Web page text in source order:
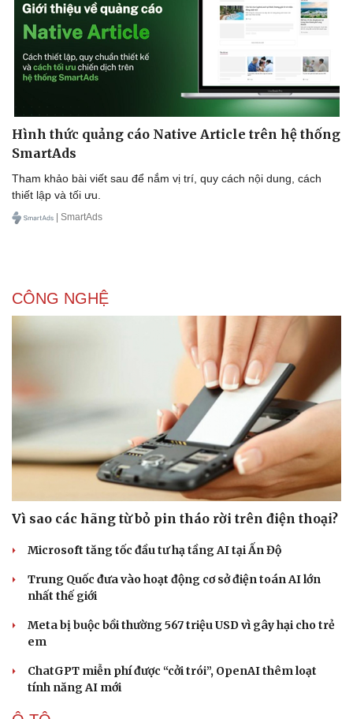
Doanh nghiệp
Hình thức quảng cáo Native Article trên hệ thống
SmartAds
Tham khảo bài viết sau để nắm vị trí, quy cách nội dung, cách
thiết lập và tối ưu.
| SmartAds
CÔNG NGHỆ
Vì sao các hãng từ bỏ pin tháo rời trên điện thoại?
Microsoft tăng tốc đầu tư hạ tầng AI tại Ấn Độ
Trung Quốc đưa vào hoạt động cơ sở điện toán AI lớn
nhất thế giới
Meta bị buộc bồi thường 567 triệu USD vì gây hại cho trẻ
em
ChatGPT miễn phí được “cởi trói”, OpenAI thêm loạt
tính năng AI mới